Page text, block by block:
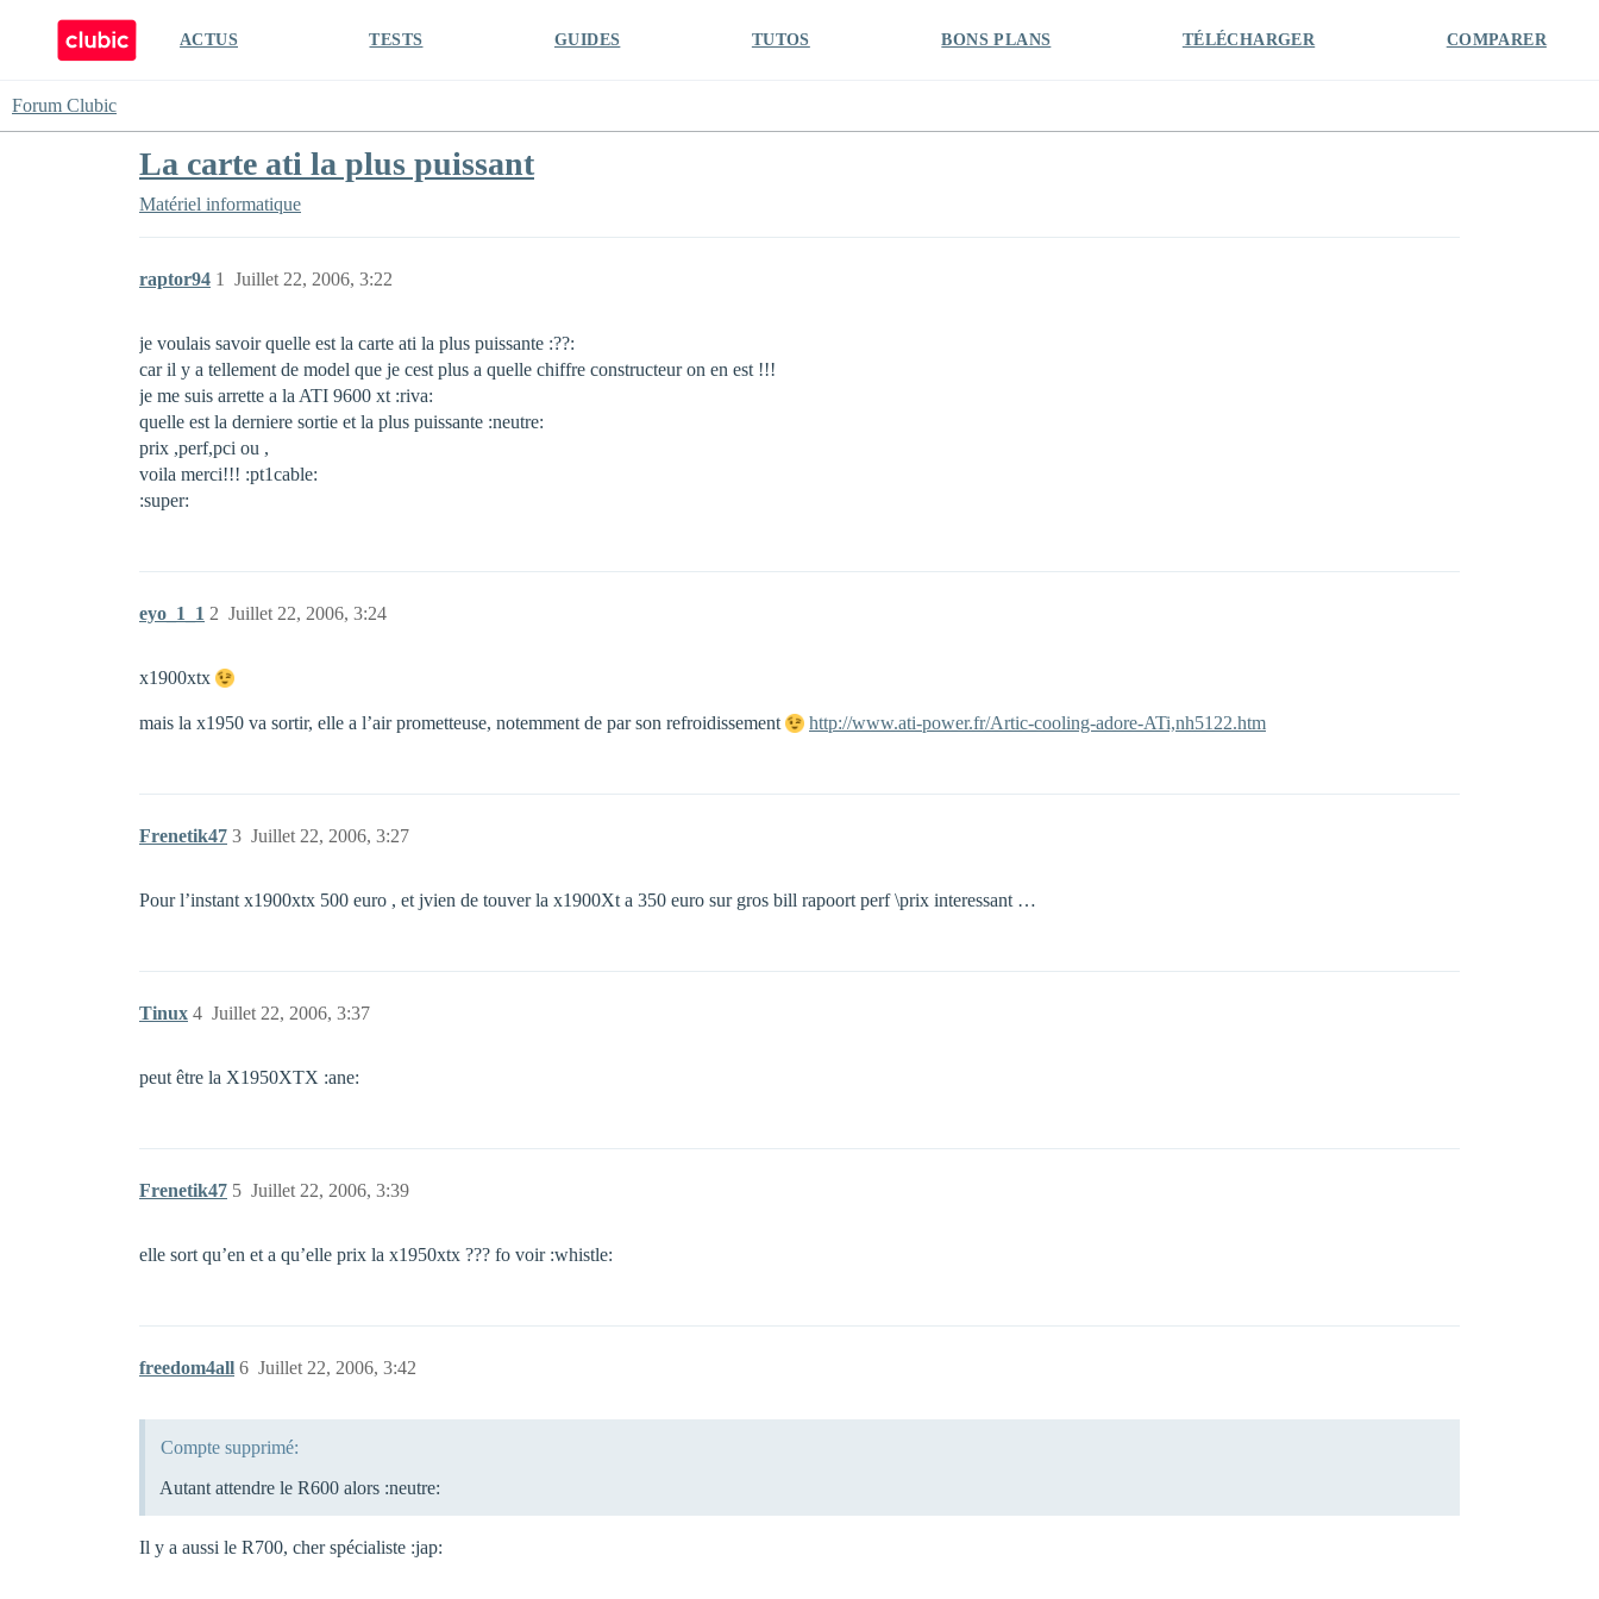
ACTUS TESTS GUIDES TUTOS BONS PLANS TÉLÉCHARGER COMPARER
Forum Clubic
La carte ati la plus puissant
Matériel informatique
raptor94 Juillet 22, 2006, 3:22
1
je voulais savoir quelle est la carte ati la plus puissante :??:
car il y a tellement de model que je cest plus a quelle chiffre constructeur on en est !!!
je me suis arrette a la ATI 9600 xt :riva:
quelle est la derniere sortie et la plus puissante :neutre:
prix ,perf,pci ou ,
voila merci!!! :pt1cable:
:super:
eyo_1_1 Juillet 22, 2006, 3:24
2
x1900xtx
mais la x1950 va sortir, elle a l’air prometteuse, notemment de par son refroidissement http://www.ati-power.fr/Artic-cooling-adore-ATi,nh5122.htm
Frenetik47 Juillet 22, 2006, 3:27
3
Pour l’instant x1900xtx 500 euro , et jvien de touver la x1900Xt a 350 euro sur gros bill rapoort perf \prix interessant …
Tinux Juillet 22, 2006, 3:37
4
peut être la X1950XTX :ane:
Frenetik47 Juillet 22, 2006, 3:39
5
elle sort qu’en et a qu’elle prix la x1950xtx ??? fo voir :whistle:
freedom4all Juillet 22, 2006, 3:42
6
Compte supprimé:
Autant attendre le R600 alors :neutre:
Il y a aussi le R700, cher spécialiste :jap: